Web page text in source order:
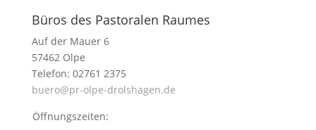
Büros des Pastoralen Raumes
Auf der Mauer 6
57462 Olpe
Telefon: 02761 2375
buero@pr-olpe-drolshagen.de
Öffnungszeiten: